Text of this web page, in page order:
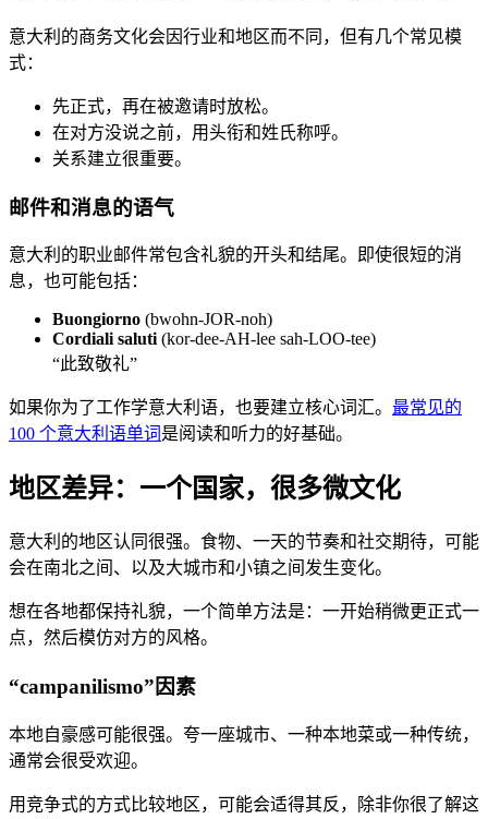
意大利的商务文化会因行业和地区而不同，但有几个常见模
式：
先正式，再在被邀请时放松。
在对方没说之前，用头衔和姓氏称呼。
关系建立很重要。
邮件和消息的语气
意大利的职业邮件常包含礼貌的开头和结尾。即使很短的消
息，也可能包括：
Buongiorno (bwohn-JOR-noh)
Cordiali saluti (kor-dee-AH-lee sah-LOO-tee)
“此致敬礼”
如果你为了工作学意大利语，也要建立核心词汇。 最常见的
100 个意大利语单词 是阅读和听力的好基础。
地区差异：一个国家，很多微文化
意大利的地区认同很强。食物、一天的节奏和社交期待，可能
会在南北之间、以及大城市和小镇之间发生变化。
想在各地都保持礼貌，一个简单方法是：一开始稍微更正式一
点，然后模仿对方的风格。
“campanilismo”因素
本地自豪感可能很强。夸一座城市、一种本地菜或一种传统，
通常会很受欢迎。
用竞争式的方式比较地区，可能会适得其反，除非你很了解这